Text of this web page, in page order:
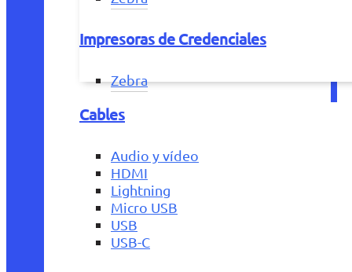
Impresoras de Credenciales
Zebra
Cables
Audio y vídeo
HDMI
Lightning
Micro USB
USB
USB-C